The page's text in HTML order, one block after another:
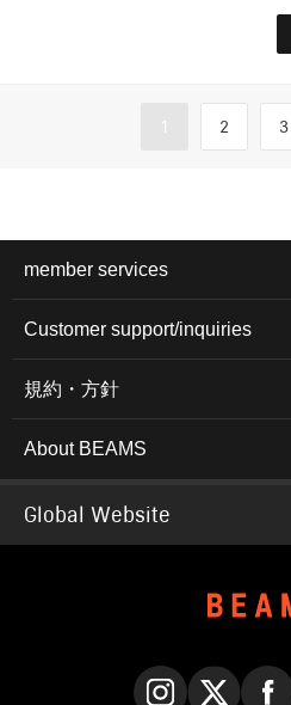
1 2 3
member services
Customer support/inquiries
規約・方針
About BEAMS
Global Website